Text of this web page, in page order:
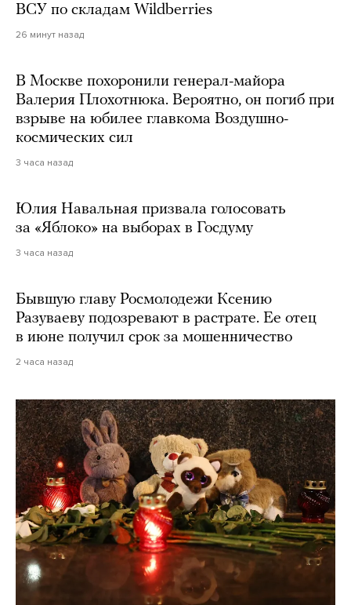
ВСУ по складам Wildberries
26 минут назад
В Москве похоронили генерал-майора
Валерия Плохотнюка. Вероятно, он погиб при
взрыве на юбилее главкома Воздушно-
космических сил
3 часа назад
Юлия Навальная призвала голосовать
за «Яблоко» на выборах в Госдуму
3 часа назад
Бывшую главу Росмолодежи Ксению
Разуваеву подозревают в растрате. Ее отец
в июне получил срок за мошенничество
2 часа назад